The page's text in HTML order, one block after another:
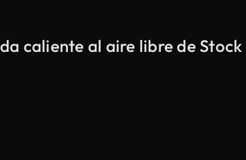
caliente al aire libre de